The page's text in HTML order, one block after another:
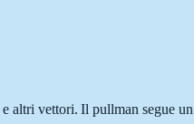
e altri vettori. Il pullman segue